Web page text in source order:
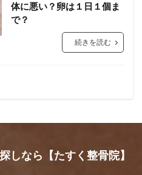
体に悪い？卵は１日１個ま
で？
続きを読む
しなら【たすく整骨院】